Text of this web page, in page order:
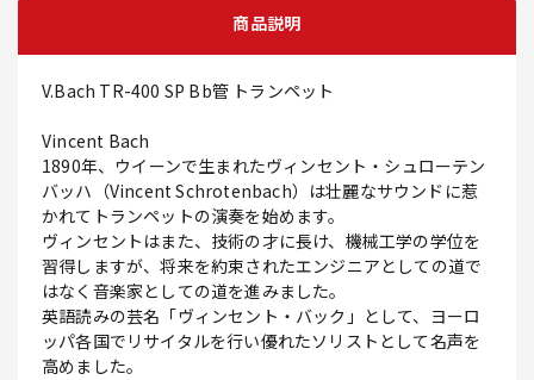
商品説明
V.Bach TR-400 SP Bb管 トランペット
Vincent Bach
1890年、ウイーンで生まれたヴィンセント・シュローテン
バッハ（Vincent Schrotenbach）は壮麗なサウンドに惹
かれてトランペットの演奏を始めます。
ヴィンセントはまた、技術の才に長け、機械工学の学位を
習得しますが、将来を約束されたエンジニアとしての道で
はなく音楽家としての道を進みました。
英語読みの芸名「ヴィンセント・バック」として、ヨーロ
ッパ各国でリサイタルを行い優れたソリストとして名声を
高めました。